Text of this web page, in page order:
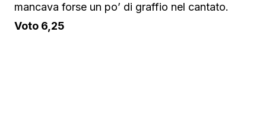
mancava forse un po’ di graffio nel cantato.
Voto 6,25